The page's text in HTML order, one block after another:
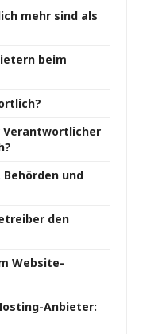
mehr sind als
beim
und
den
Website-
Anbieter: